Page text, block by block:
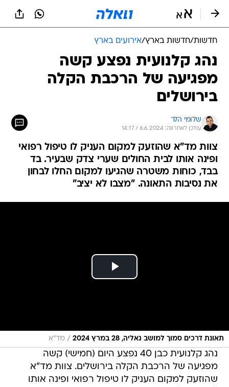
חדשות/חדשות בארץ/אירועים בארץ
נהג קלנועית נפצע קשה
מפגיעה של הרכבת הקלה
בירושלים
שלומי הלר
עודכן לאחרונה: 6.6.2024 / 14:17
צוות מד"א שהוזעק למקום העניק לו טיפול רפואי
ופינה אותו לבית החולים שערי צדק שבעיר. בד
בבד, כוחות משטרה שהגיעו למקום החלו לבחון
את נסיבות התאונה. "מצבו לא יציב"
תאונת דרכים סמוך למושב גאליה, 28 במרץ 2024 / מד"א
נהג קלנועית כבן 40 נפצע היום (חמישי) קשה
מפגיעה של הרכבת הקלה בירושלים. צוות מד"א
שהוזעק למקום העניק לו טיפול רפואי ופינה אותו